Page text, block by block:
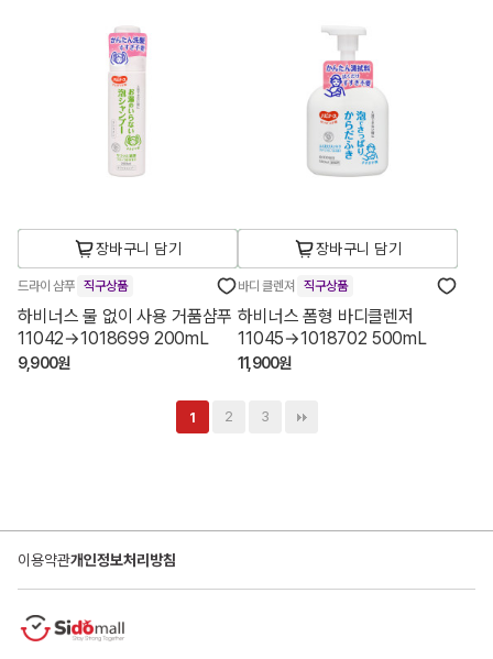
장바구니 담기
드라이 샴푸 직구상품
하비너스 물 없이 사용 거품샴푸
11042→1018699 200mL
9,900원
장바구니 담기
바디 클렌져 직구상품
하비너스 폼형 바디클렌저
11045→1018702 500mL
11,900원
1 2 3
이용약관개인정보처리방침